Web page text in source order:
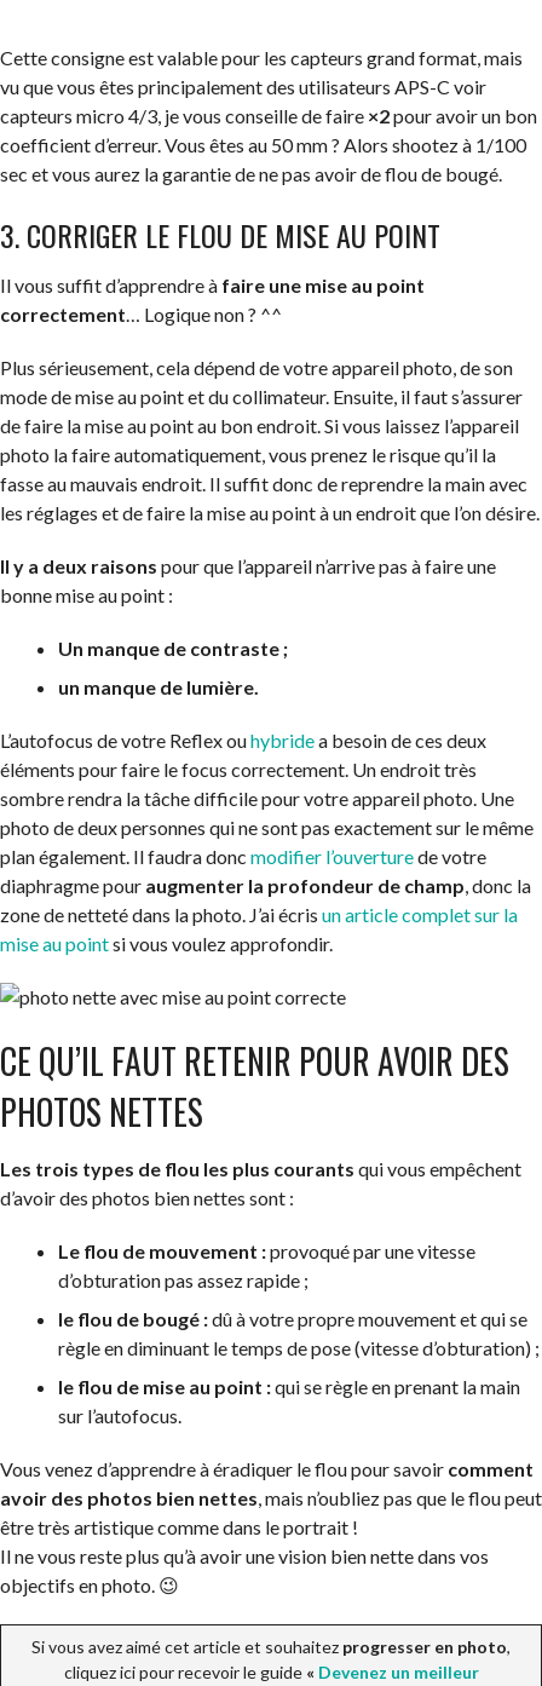
Cette consigne est valable pour les capteurs grand format, mais
vu que vous êtes principalement des utilisateurs APS-C voir
capteurs micro 4/3, je vous conseille de faire ×2pour avoir un bon
coefficient d’erreur. Vous êtes au 50 mm ? Alors shootez à 1/100
sec et vous aurez la garantie de ne pas avoir de flou de bougé.
3. CORRIGER LE FLOU DE MISE AU POINT
Il vous suffit d’apprendre à faire une mise au point
correctement… Logique non ? ^^
Plus sérieusement, cela dépend de votre appareil photo, de son
mode de mise au point et du collimateur. Ensuite, il faut s’assurer
de faire la mise au point au bon endroit. Si vous laissez l’appareil
photo la faire automatiquement, vous prenez le risque qu’il la
fasse au mauvais endroit. Il suffit donc de reprendre la main avec
les réglages et de faire la mise au point à un endroit que l’on désire.
Il y a deux raisons pour que l’appareil n’arrive pas à faire une
bonne mise au point :
Un manque de contraste ;
un manque de lumière.
L’autofocus de votre Reflex ouhybridea besoin de ces deux
éléments pour faire le focus correctement. Un endroit très
sombre rendra la tâche difficile pour votre appareil photo. Une
photo de deux personnes qui ne sont pas exactement sur le même
plan également. Il faudra donc modifier l’ouverturede votre
diaphragme pour augmenter la profondeur de champ, donc la
zone de netteté dans la photo. J’ai écris un article complet sur la
mise au pointsi vous voulez approfondir.
CE QU’IL FAUT RETENIR POUR AVOIR DES
PHOTOS NETTES
Les trois types de flou les plus courants qui vous empêchent
d’avoir des photos bien nettes sont :
Le flou de mouvement :provoqué par une vitesse
d’obturation pas assez rapide ;
le flou de bougé :dû à votre propre mouvement et qui se
règle en diminuant le temps de pose (vitesse d’obturation) ;
le flou de mise au point :qui se règle en prenant la main
sur l’autofocus.
Vous venez d’apprendre à éradiquer le flou pour savoir comment
avoir des photos bien nettes, mais n’oubliez pas que le flou peut
être très artistique comme dans le portrait !
Il ne vous reste plus qu’à avoir une vision bien nette dans vos
objectifs en photo. 😉
Si vous avez aimé cet article et souhaitez progresser en photo,
cliquez ici pour recevoir le guide « Devenez un meilleur